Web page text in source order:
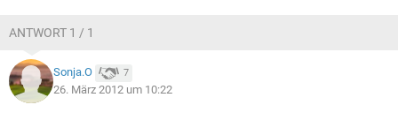
ANTWORT 1 / 1
Sonja.O 7
26. März 2012 um 10:22